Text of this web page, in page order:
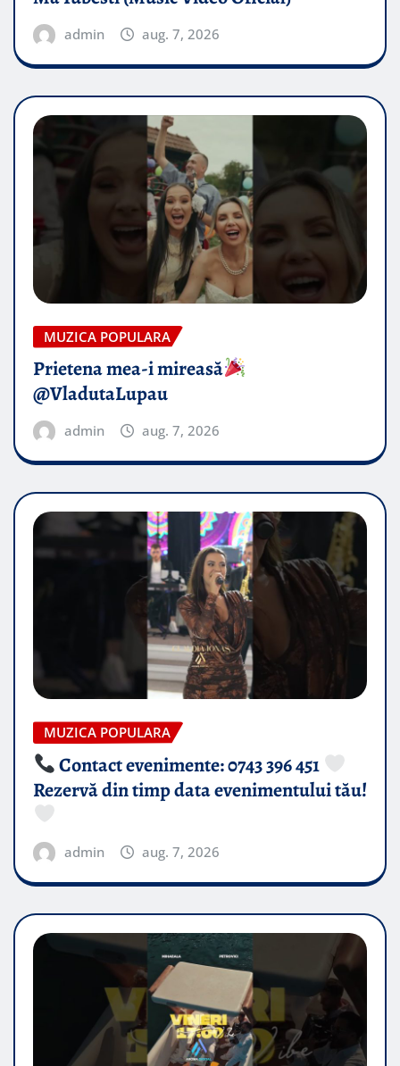
admin aug. 7, 2026
MUZICA POPULARA
Prietena mea-i mireasă​
@VladutaLupau
admin aug. 7, 2026
MUZICA POPULARA
Contact evenimente: 0743 396 451
Rezervă din timp data evenimentului tău!
admin aug. 7, 2026